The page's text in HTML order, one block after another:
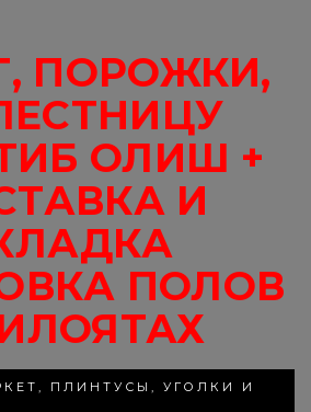
ПОРОЖКИ,
ОЛИШ +
И
ПОЛОВ
ПЛИНТУСЫ, УГОЛКИ И